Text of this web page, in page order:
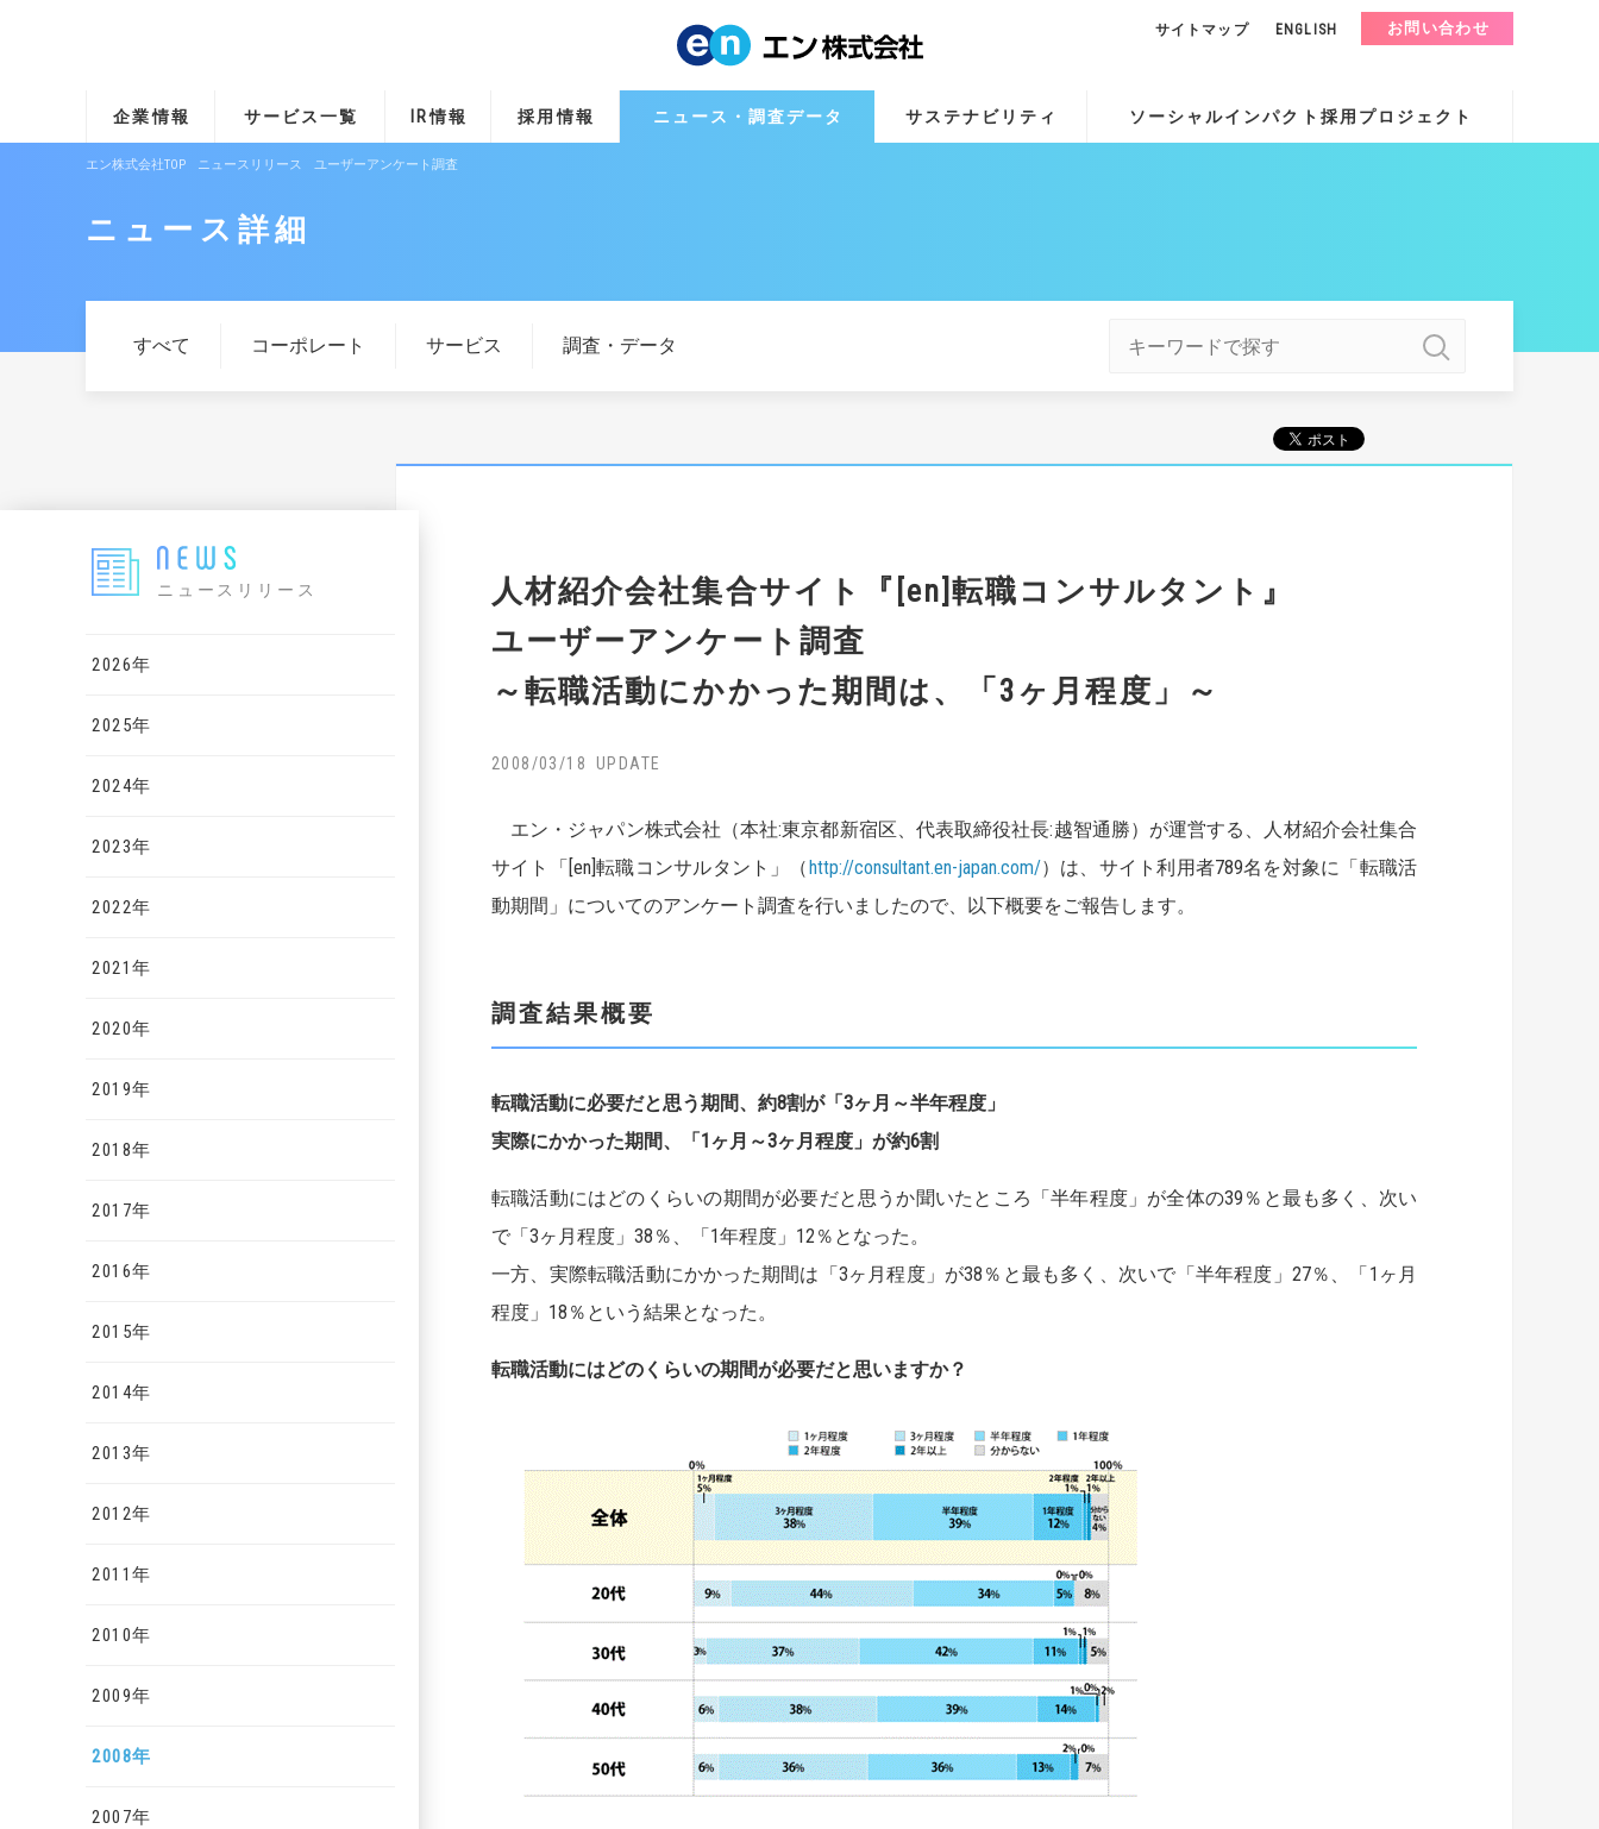
企業情報 サービス一覧 IR情報 採用情報 ニュース・調査データ サステナビリティ ソーシャルインパクト採用プロジェクト
サイトマップ ENGLISH お問い合わせ
エン株式会社TOP ニュースリリース ユーザーアンケート調査
ニュース詳細
すべて コーポレート サービス 調査・データ
ニュースリリース
2026年
2025年
2024年
2023年
2022年
2021年
2020年
2019年
2018年
2017年
2016年
2015年
2014年
2013年
2012年
2011年
2010年
2009年
2008年
2007年
人材紹介会社集合サイト『[en]転職コンサルタント』
ユーザーアンケート調査
～転職活動にかかった期間は、「3ヶ月程度」～
2008/03/18
エン・ジャパン株式会社（本社:東京都新宿区、代表取締役社長:越智通勝）が運営する、人材紹介会社集合
サイト「[en]転職コンサルタント」（http://consultant.en-japan.com/）は、サイト利用者789名を対象に「転職活
動期間」についてのアンケート調査を行いましたので、以下概要をご報告します。
調査結果概要
転職活動に必要だと思う期間、約8割が「3ヶ月～半年程度」
実際にかかった期間、「1ヶ月～3ヶ月程度」が約6割
転職活動にはどのくらいの期間が必要だと思うか聞いたところ「半年程度」が全体の39％と最も多く、次い
で「3ヶ月程度」38％、「1年程度」12％となった。
一方、実際転職活動にかかった期間は「3ヶ月程度」が38％と最も多く、次いで「半年程度」27％、「1ヶ月
程度」18％という結果となった。
転職活動にはどのくらいの期間が必要だと思いますか？